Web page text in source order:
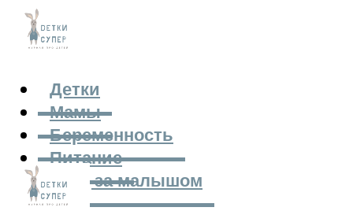
Детки
Мамы
Беременность
Питание
Уход за малышом